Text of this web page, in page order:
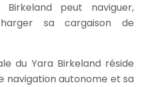
peut naviguer,
sa cargaison de
du Yara Birkeland réside
navigation autonome et sa